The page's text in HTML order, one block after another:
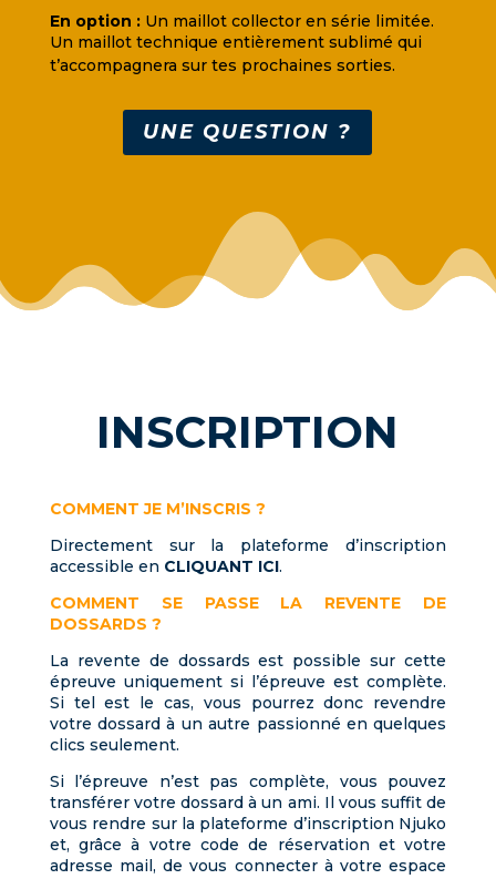
En option :Un maillot collector en série limitée.
Un maillot technique entièrement sublimé qui
t’accompagnera sur tes prochaines sorties.
UNE QUESTION ?
INSCRIPTION
COMMENT JE M’INSCRIS ?
Directement sur la plateforme d’inscription
accessible en CLIQUANT ICI.
COMMENT SE PASSE LA REVENTE DE
DOSSARDS ?
La revente de dossards est possible sur cette
épreuve uniquement si l’épreuve est complète.
Si tel est le cas, vous pourrez donc revendre
votre dossard à un autre passionné en quelques
clics seulement.
Si l’épreuve n’est pas complète, vous pouvez
transférer votre dossard à un ami. Il vous suffit de
vous rendre sur la plateforme d’inscription Njuko
et, grâce à votre code de réservation et votre
adresse mail, de vous connecter à votre espace